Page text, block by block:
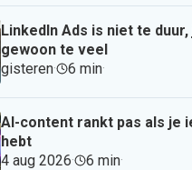
LinkedIn Ads is niet te
gewoon te veel
gisteren· 6 min·
AI-content rankt pas als je
hebt
4 aug 2026· 6 min·